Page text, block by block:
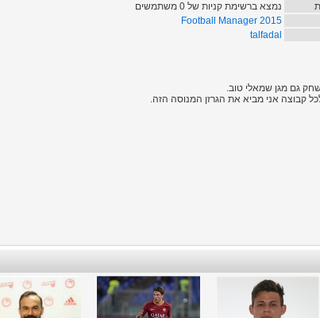
נמצא ברשימת קניות של 0 משתמשים
Football Manager 2015
talfadal
גם מגן שמאלי טוב.